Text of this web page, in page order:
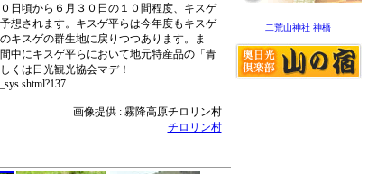
日頃から６月３０日の１０間程度、キスゲ
想されます。キスゲ平らは今年度もキスゲ
キスゲの群生地に戻りつつあります。ま
中にキスゲ平らにおいて地元特産品の「青
くは日光観光協会マデ！
画像提供 : 霧降高原チロリン村
チロリン村
二荒山神社 神橋